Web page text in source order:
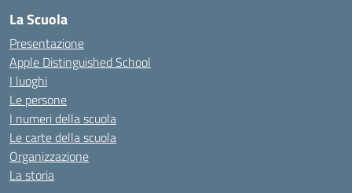
La Scuola
Presentazione
Apple Distinguished School
I luoghi
Le persone
I numeri della scuola
Le carte della scuola
Organizzazione
La storia